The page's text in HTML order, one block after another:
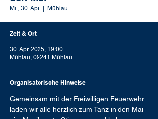
Mi., 30. Apr.
  |
Mühlau
Zeit & Ort
30. Apr. 2025, 19:00
Mühlau, 09241 Mühlau
Organisatorische Hinweise
Gemeinsam mit der Freiwilligen Feuerwehr
laden wir alle herzlich zum Tanz in den Mai